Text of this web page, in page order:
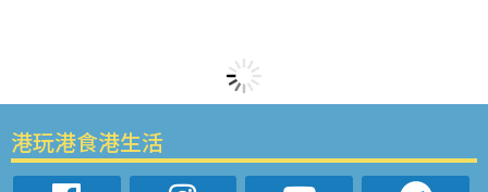
港玩港食港生活